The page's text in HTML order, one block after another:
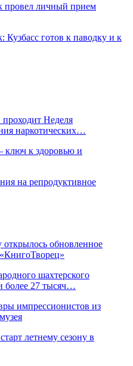
провел личный прием
Кузбасс готов к паводку и к
Неделя
наркотических…
ключ к здоровью и
на репродуктивное
открылось обновленное
шахтерского
более 27 тысяч…
импрессионистов из
летнему сезону в